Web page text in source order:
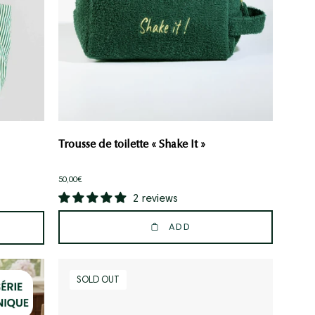
Trousse de toilette « Shake It »
50,00€
2 reviews
ADD
SOLD OUT